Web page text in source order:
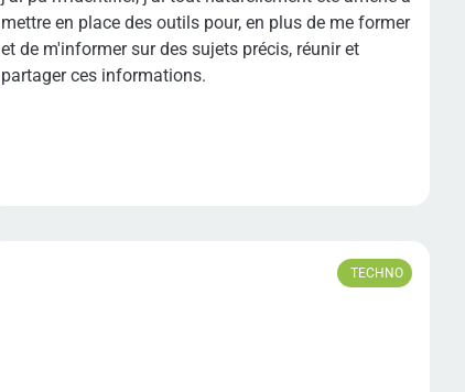
mettre en place des outils pour, en plus de me former
et de m'informer sur des sujets précis, réunir et
partager ces informations.
TECHNO